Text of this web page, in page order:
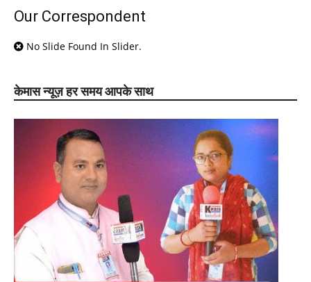
Our Correspondent
No Slide Found In Slider.
केमास न्यूज़ हर समय आपके साथ